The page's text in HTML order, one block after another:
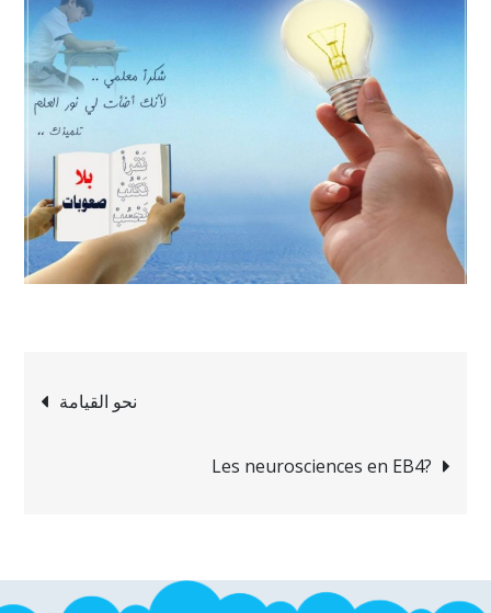
Navigation
نحو القيامة
Les neurosciences en EB4?